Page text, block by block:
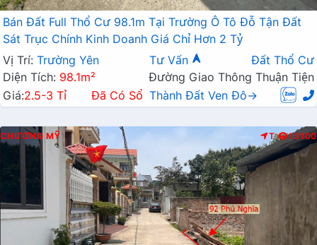
Bán Đất Full Thổ Cư 98.1m Tại Trường Ô Tô Đỗ Tận Đất
Sát Trục Chính Kinh Doanh Giá Chỉ Hơn 2 Tỷ
Vị Trí: Trường Yên Tư Vấn
Đất Thổ Cư
Diện Tích: 98.1m²
Đường Giao Thông Thuận Tiện
Giá:2.5-3 Tỉ Đã Có Sổ Thành Đất Ven Đô→
CHƯƠNG MỸ T 13100